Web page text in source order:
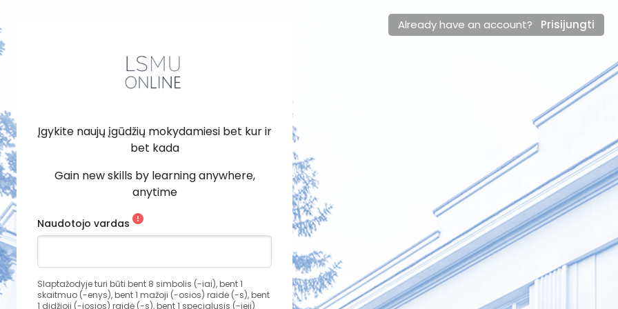
Already have an account? Prisijungti
Įgykite naujų įgūdžių mokydamiesi bet kur ir
bet kada
Gain new skills by learning anywhere,
anytime
Naudotojo vardas
Slaptažodyje turi būti bent 8 simbolis (-iai), bent 1
skaitmuo (-enys), bent 1 mažoji (-osios) raidė (-s), bent
1 didžioji (-iosios) raidė (-s), bent 1 specialusis (-ieji)